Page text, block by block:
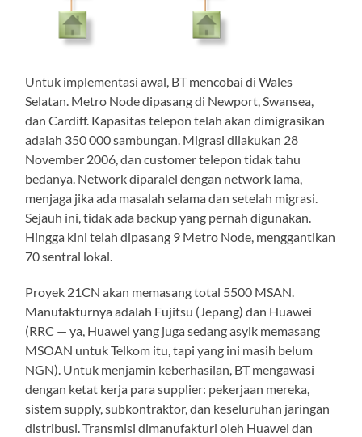
Untuk implementasi awal, BT mencobai di Wales
Selatan. Metro Node dipasang di Newport, Swansea,
dan Cardiff. Kapasitas telepon telah akan dimigrasikan
adalah 350 000 sambungan. Migrasi dilakukan 28
November 2006, dan customer telepon tidak tahu
bedanya. Network diparalel dengan network lama,
menjaga jika ada masalah selama dan setelah migrasi.
Sejauh ini, tidak ada backup yang pernah digunakan.
Hingga kini telah dipasang 9 Metro Node, menggantikan
70 sentral lokal.
Proyek 21CN akan memasang total 5500 MSAN.
Manufakturnya adalah Fujitsu (Jepang) dan Huawei
(RRC — ya, Huawei yang juga sedang asyik memasang
MSOAN untuk Telkom itu, tapi yang ini masih belum
NGN). Untuk menjamin keberhasilan, BT mengawasi
dengan ketat kerja para supplier: pekerjaan mereka,
sistem supply, subkontraktor, dan keseluruhan jaringan
distribusi. Transmisi dimanufakturi oleh Huawei dan